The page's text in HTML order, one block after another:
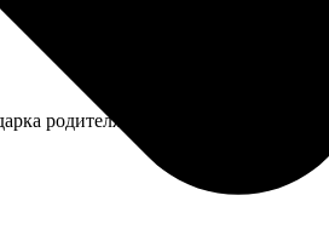
родителям — стоящая вещь.